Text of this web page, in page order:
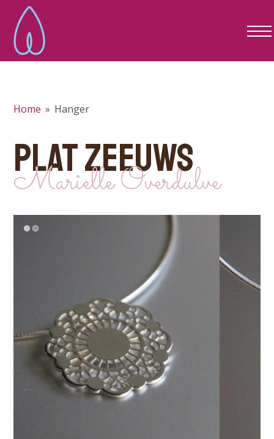
Home » Hanger
PLAT ZEEUWS
Marielle Overdulve